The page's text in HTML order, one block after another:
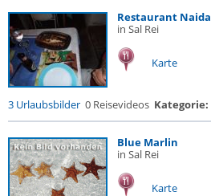
Restaurant Naida
in Sal Rei
Karte
3 Urlaubsbilder 0 Reisevideos Kategorie:
Blue Marlin
in Sal Rei
Karte